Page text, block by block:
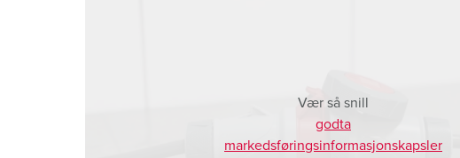
Vær så snill
godta
markedsføringsinformasjonskapsler